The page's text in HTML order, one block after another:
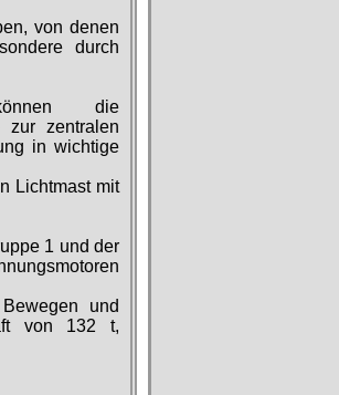
von denen
durch
die
zur zentralen
in wichtige
Lichtmast mit
1 und der
und
von 132 t,